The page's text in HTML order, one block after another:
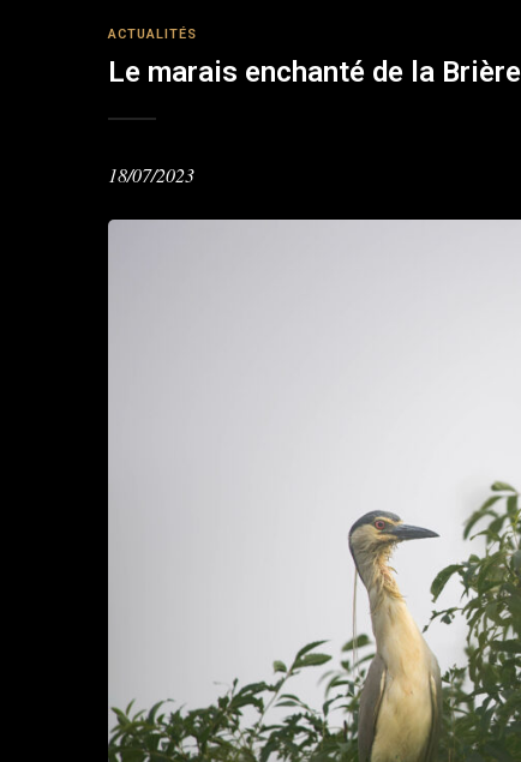
ACTUALITÉS
Le marais enchanté de la Brière
18/07/2023